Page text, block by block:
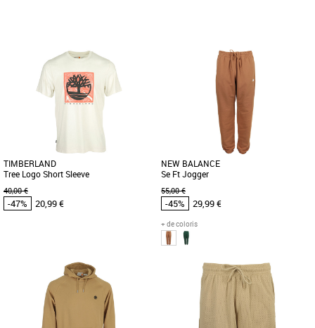
Vêtements pas cher et Promos
Vêtements
Le polo Fred Perry à double liseré.
Fabriqué dans le piqué de coton
classique et doté d'une version [...]
Vêtements pas cher et Promos
Confortable, ce t-shirt 100 % coton
biologique est orné d'un arbre
Timberland® brodé sur la poitrine. Ce
TIMBERLAND
Tree Logo Short Sleeve
40,00 €
-47% 20,99 €
Vêtements pas cher et Promos
Le t-shirt Tree Logo Short Sleeve
combine parfaitement l'esthétique
moderne et l'amour de la nature. [...]
NEW BALANCE
Se Ft Jogger
55,00 €
-45% 29,99 €
+ de coloris
Vêtements pas cher et Promos
Vêtements
Ce pantalon de jogging confortable
New Balance allie style et confort. Il est
doté d'une taille élastique [...]